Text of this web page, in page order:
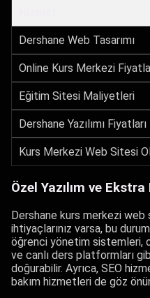
Dershane Web Tasarımı
Online Kurs Merkezi
Eğitim Sitesi Maliyetleri
Dershane Yazılımı Fiyatları
Kurs Merkezi Web Sitesi
Özel Yazılım ve
Dershane kurs merkezi web
ihtiyaçlarınız varsa, bu
öğrenci yönetim sistemleri,
ve canlı ders platformları
doğurabilir. Ayrıca, SEO
bakım hizmetleri de göz